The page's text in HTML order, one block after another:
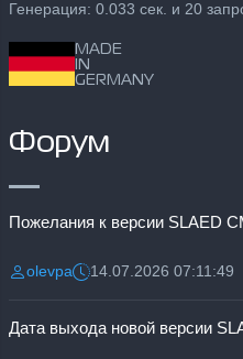
Генерация: 0.033 сек. и 20
MADE
IN
GERMANY
Форум
Пожелания к версии SLAED
Разместил:
olevpaДата:14.07.2026 07:11:49
Дата выхода новой версии